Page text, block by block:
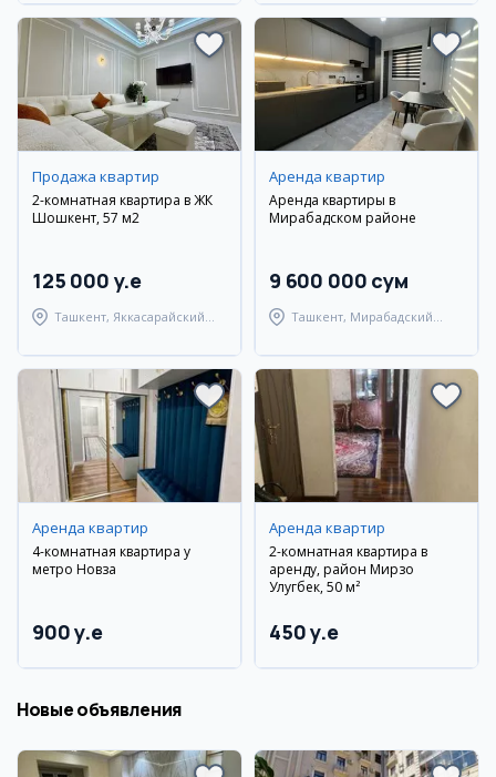
Продажа квартир
2-комнатная квартира в ЖК
Шошкент, 57 м2
125 000 y.e
Ташкент, Яккасарайский
Аренда квартир
Аренда квартиры в
Мирабадском районе
9 600 000 сум
Ташкент, Мирабадский
Аренда квартир
4-комнатная квартира у
метро Новза
900 y.e
Аренда квартир
2-комнатная квартира в
аренду, район Мирзо
Улугбек, 50 м²
450 y.e
Новые объявления